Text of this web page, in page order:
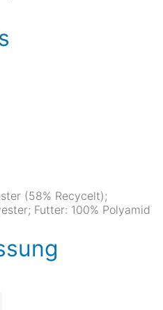
(58% Recycelt);
Futter: 100% Polyamid